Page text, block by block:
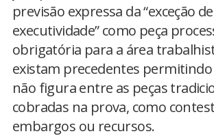
previsão expressa da “exceção
executividade” como peça
obrigatória para a área
existam precedentes permitindo
não figura entre as peças
cobradas na prova, como
embargos ou recursos.